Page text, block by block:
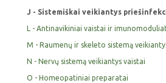
J - Sistemiškai veikiantys
L - Antinavikiniai vaistai ir
M - Raumenų ir skeleto sistemą
N - Nervų sistemą veikiantys vaistai
O - Homeopatiniai preparatai